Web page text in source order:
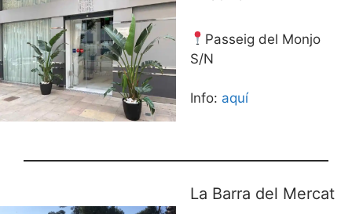
Passeig del Monjo
S/N
Info: aquí
La Barra del Mercat